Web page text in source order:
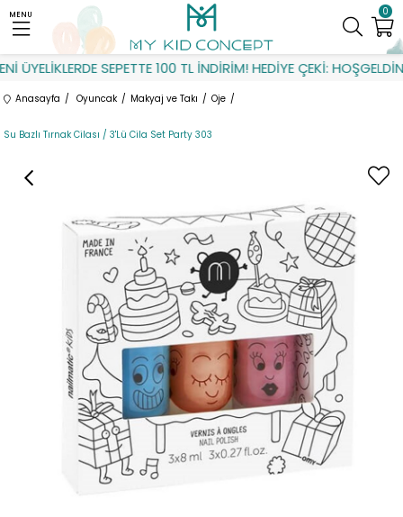
ÜYELİKLERDE SEPETTE 100 TL İNDİRİM! HEDİYE ÇEKİ: HOŞGELDİN
0
MENU
Anasayfa Oyuncak Makyaj ve Takı Oje
Su Bazlı Tırnak Cilası / 3'Lü Cila Set Party 303